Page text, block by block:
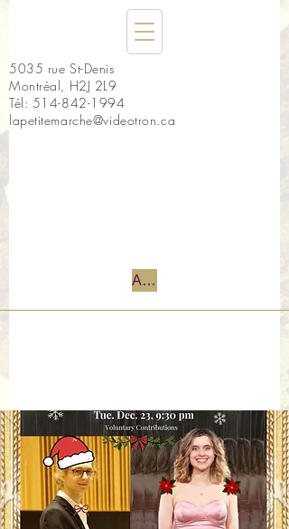
5035 rue St-Denis
Montréal, H2J 2L9
Tél: 514-842-1994
lapetitemarche@videotron.ca
Accueil